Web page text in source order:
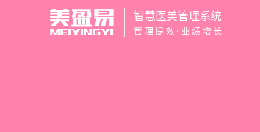
智慧医美管理系统
管理提效·业绩增长